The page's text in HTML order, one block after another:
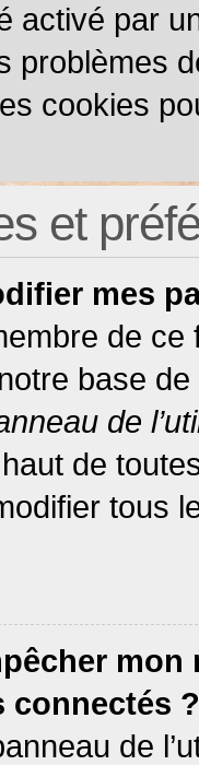
activé par
problèmes
cookies
et
mes
de
base
de
de
tous
mon
connectés ?
de